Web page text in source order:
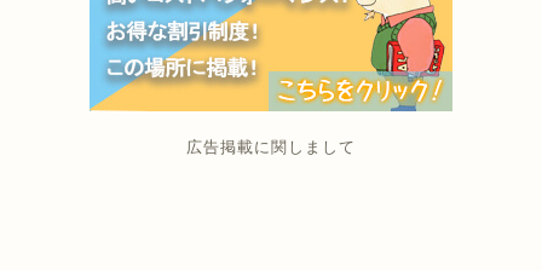
広告掲載に関しまして